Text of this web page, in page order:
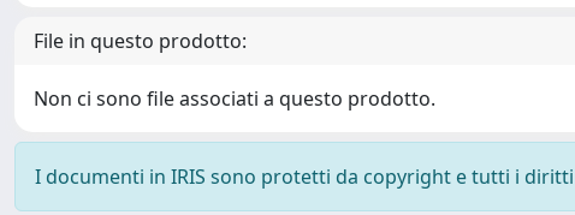
File in questo prodotto:
Non ci sono file associati a questo prodotto.
I documenti in IRIS sono protetti da copyright e tutti i